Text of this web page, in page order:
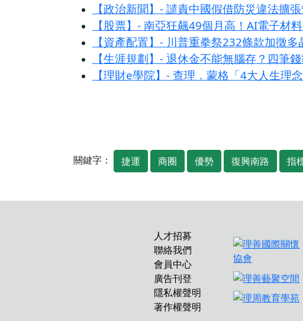
【政治新聞】- 譴責中國假借防災違法
【股票】- 南亞狂飆49個月高！AI電子材
【資產配置】- 川普重拳祭232條款加徵
【生涯規劃】- 退休金不能無腦存？四筆
【理財e學院】- 查理．蒙格「4大人生理
關鍵字： 捷運 商圈 優勢 復興南路 指
人才招募
聯絡我們
會員中心
廣告刊登
隱私權聲明
著作權聲明